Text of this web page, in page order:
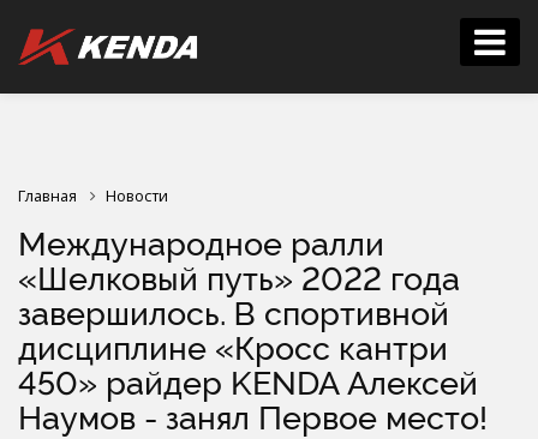
Главная Новости
Международное ралли
«Шелковый путь» 2022 года
завершилось. В спортивной
дисциплине «Кросс кантри
450» райдер KENDA Алексей
Наумов - занял Первое место!